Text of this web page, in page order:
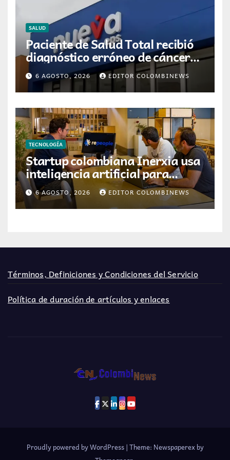
SALUD
Paciente de Salud Total recibió
diagnóstico erróneo de cáncer
por resultados de otra persona
6 AGOSTO, 2026 EDITOR COLOMBINEWS
TECNOLOGÍA
Startup colombiana Inerxia usa
inteligencia artificial para
optimizar servicios de internet
6 AGOSTO, 2026 EDITOR COLOMBINEWS
Términos, Definiciones y Condiciones del Servicio
Política de duración de artículos y enlaces
Proudly powered by WordPress|Theme: Newspaperex by